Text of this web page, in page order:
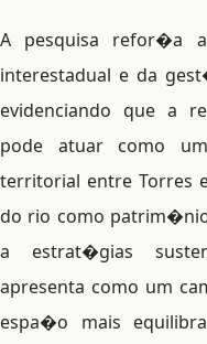
A pesquisa refor�a
interestadual e da
evidenciando que a
pode atuar como
territorial entre Torres
do rio como
a estrat�gias
apresenta como um
espa�o mais